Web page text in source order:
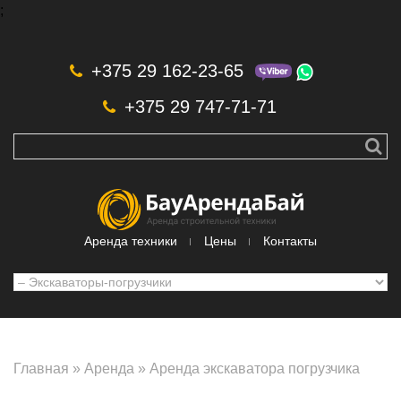
;
+375 29 162-23-65
+375 29 747-71-71
Аренда техники Цены Контакты
Главная » Аренда » Аренда экскаватора погрузчика